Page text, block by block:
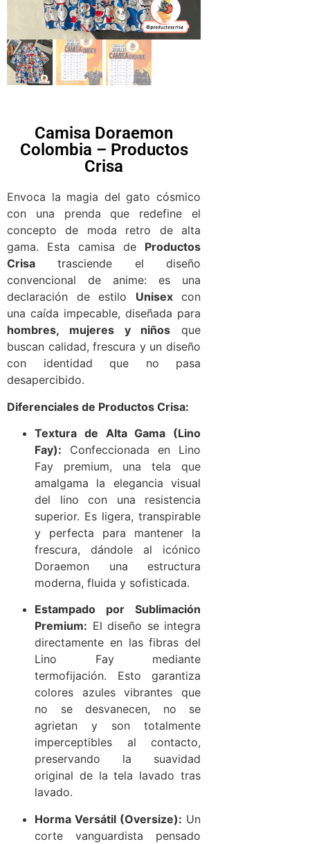
Camisa Doraemon
Colombia – Productos
Crisa
Envoca la magia del gato cósmico
con una prenda que redefine el
concepto de moda retro de alta
gama. Esta camisa de Productos
Crisa trasciende el diseño
convencional de anime: es una
declaración de estilo Unisexcon
una caída impecable, diseñada para
hombres, mujeres y niños que
buscan calidad, frescura y un diseño
con identidad que no pasa
desapercibido.
Diferenciales de Productos Crisa:
Textura de Alta Gama (Lino
Fay): Confeccionada en Lino
Fay premium, una tela que
amalgama la elegancia visual
del lino con una resistencia
superior. Es ligera, transpirable
y perfecta para mantener la
frescura, dándole al icónico
Doraemon una estructura
moderna, fluida y sofisticada.
Estampado por Sublimación
Premium: El diseño se integra
directamente en las fibras del
Lino Fay mediante
termofijación. Esto garantiza
colores azules vibrantes que
no se desvanecen, no se
agrietan y son totalmente
imperceptibles al contacto,
preservando la suavidad
original de la tela lavado tras
lavado.
Horma Versátil (Oversize): Un
corte vanguardista pensado